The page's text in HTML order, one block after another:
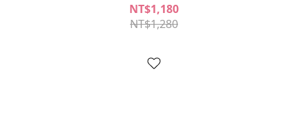
NT$1,180
NT$1,280